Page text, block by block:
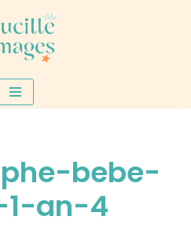
bebe-
an-4